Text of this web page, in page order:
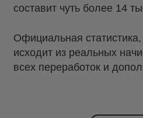
составит чуть более 14
Официальная
исходит из реальных
всех переработок и